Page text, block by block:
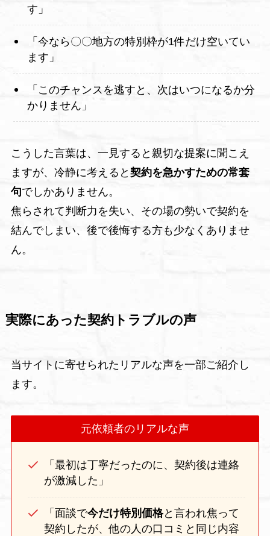
す」
「今なら〇〇地方の特別枠が1件だけ空いてい
ます」
「このチャンスを逃すと、次はいつになるか分
かりません」
こうした言葉は、一見すると親切な提案に聞こえ
ますが、冷静に考えると 契約を急かすための常套
句でしかありません。
焦らされて判断力を失い、その場の勢いで契約を
結んでしまい、後で後悔する方も少なくありませ
ん。
実際にあった契約トラブルの声
当サイトに寄せられたリアルな声を一部ご紹介し
ます。
元依頼者のリアルな声
「最初は丁寧だったのに、契約後は連絡
が激減した」
「面談で今だけ特別価格と言われ焦って
契約したが、他の人の口コミと同じ内容